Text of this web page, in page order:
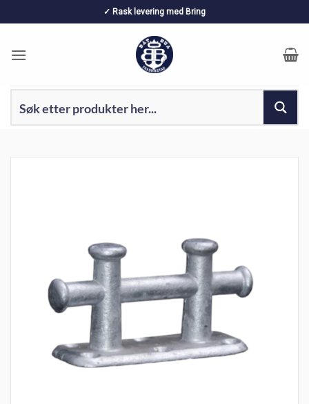
to
✓ Rask levering med Bring